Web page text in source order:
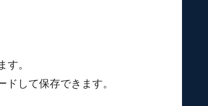
。
して保存できます。